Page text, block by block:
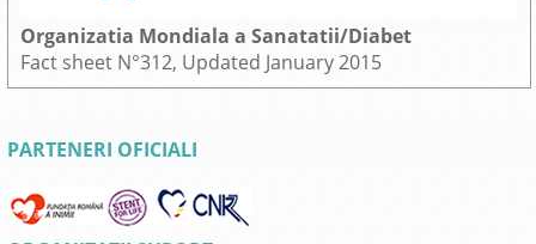
Organizatia Mondiala a Sanatatii/Diabet
Fact sheet N°312, Updated January 2015
PARTENERI OFICIALI